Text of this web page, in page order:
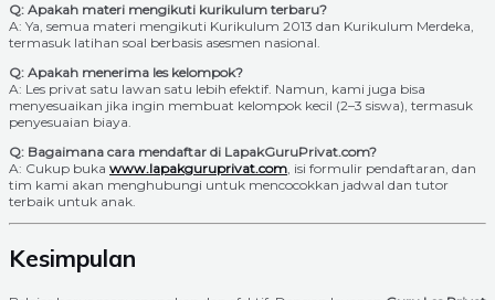
Q: Apakah materi mengikuti kurikulum terbaru?
A: Ya, semua materi mengikuti Kurikulum 2013 dan Kurikulum Merdeka,
termasuk latihan soal berbasis asesmen nasional.
Q: Apakah menerima les kelompok?
A: Les privat satu lawan satu lebih efektif. Namun, kami juga bisa
menyesuaikan jika ingin membuat kelompok kecil (2–3 siswa), termasuk
penyesuaian biaya.
Q: Bagaimana cara mendaftar di LapakGuruPrivat.com?
A: Cukup buka www.lapakguruprivat.com, isi formulir pendaftaran, dan
tim kami akan menghubungi untuk mencocokkan jadwal dan tutor
terbaik untuk anak.
Kesimpulan